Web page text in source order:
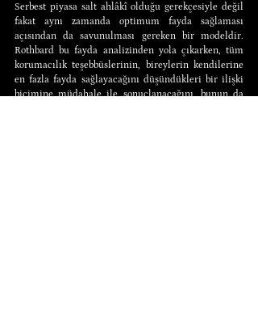
Serbest piyasa salt ahlâkî olduğu gerekçesiyle değil
fakat aynı zamanda optimum fayda sağlaması
açısından da savunulması gereken bir modeldir.
Rothbard bu fayda analizinden yola çıkarken, tüm
korumacılık teşebbüslerinin, bireylerin kendilerine
en fazla fayda sağlayacağını düşündükleri bir ilişki
biçimine müdahale ile sonuçlanacağını, bunun da